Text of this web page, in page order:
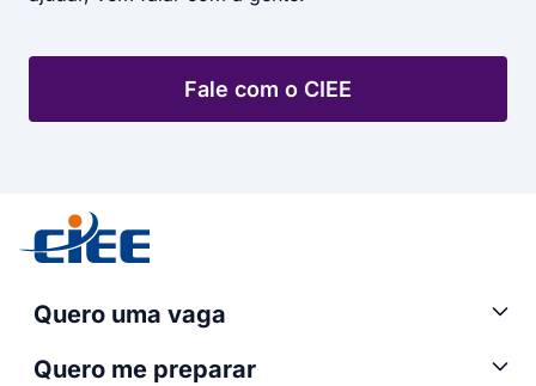
Fale com o CIEE
Quero uma vaga
Quero me preparar